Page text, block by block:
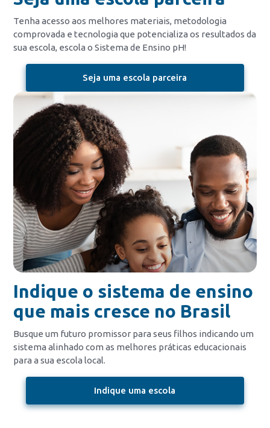
Tenha acesso aos melhores materiais, metodologia
comprovada e tecnologia que potencializa os resultados da
sua escola, escola o Sistema de Ensino pH!
Seja uma escola parceira
Indique o sistema de ensino
que mais cresce no Brasil
Busque um futuro promissor para seus filhos indicando um
sistema alinhado com as melhores práticas educacionais
para a sua escola local.
Indique uma escola